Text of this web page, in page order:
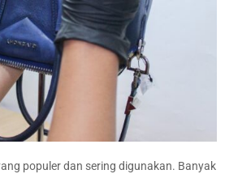
populer dan sering digunakan. Banyak